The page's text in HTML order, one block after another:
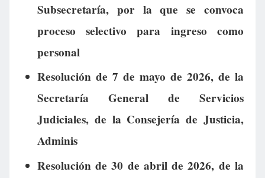
Subsecretaría, por la que se convoca
proceso selectivo para ingreso como
personal
Resolución de 7 de mayo de 2026, de la
Secretaría General de Servicios
Judiciales, de la Consejería de Justicia,
Adminis
Resolución de 30 de abril de 2026, de la